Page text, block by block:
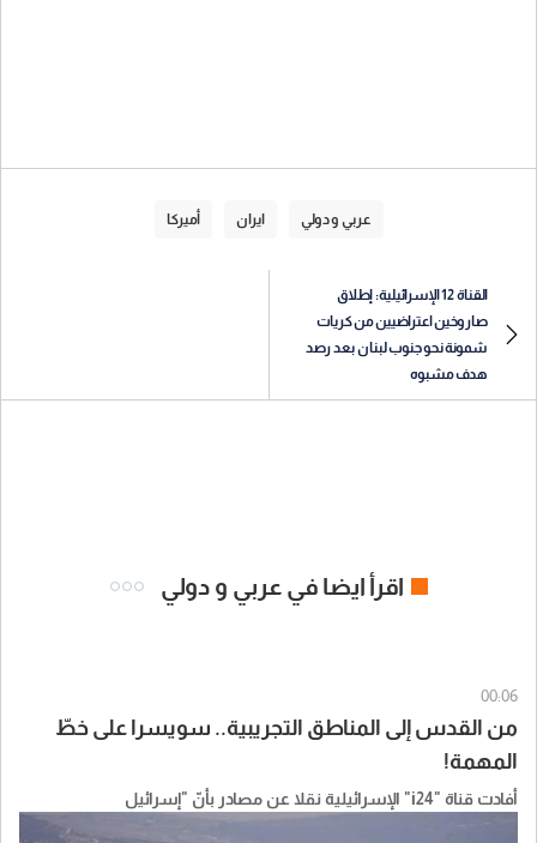
عربي و دولي ايران أميركا
القناة 12 الإسرائيلية: إطلاق
صاروخين اعتراضيين من كريات
شمونة نحو جنوب لبنان بعد رصد
هدف مشبوه
اقرأ ايضا في عربي و دولي
00:06
من القدس إلى المناطق التجريبية.. سويسرا على خطّ
المهمة!
أفادت قناة "i24" الإسرائيلية نقلا عن مصادر بأنّ "إسرائيل